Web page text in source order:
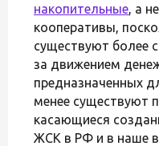
накопительные, а
кооперативы,
существуют более
за движением
предназначенных
менее существуют
касающиеся
ЖСК в РФ и в наше